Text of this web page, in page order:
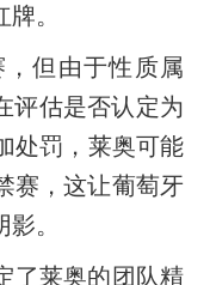
。
但由于性质属
评估是否认定为
处罚，莱奥可能
赛，这让葡萄牙
。
了莱奥的团队精